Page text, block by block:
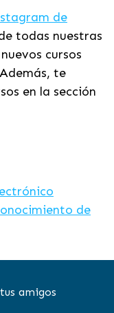
de
todas nuestras
cursos
te
en la sección
de
amigos